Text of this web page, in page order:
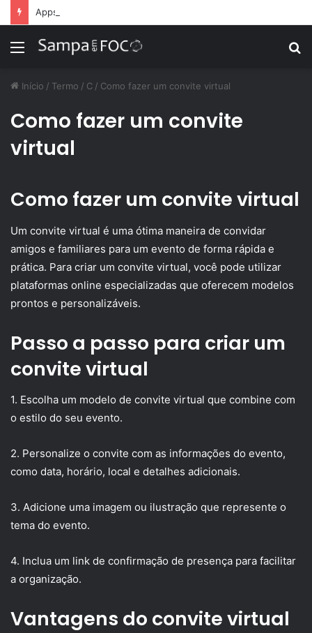
Menu
Início / Termo / C / Como fazer um convite virtual
Como fazer um convite
virtual
Como fazer um convite virtual
Um convite virtual é uma ótima maneira de convidar
amigos e familiares para um evento de forma rápida e
prática. Para criar um convite virtual, você pode utilizar
plataformas online especializadas que oferecem modelos
prontos e personalizáveis.
Passo a passo para criar um
convite virtual
1. Escolha um modelo de convite virtual que combine com
o estilo do seu evento.
2. Personalize o convite com as informações do evento,
como data, horário, local e detalhes adicionais.
3. Adicione uma imagem ou ilustração que represente o
tema do evento.
4. Inclua um link de confirmação de presença para facilitar
a organização.
Vantagens do convite virtual